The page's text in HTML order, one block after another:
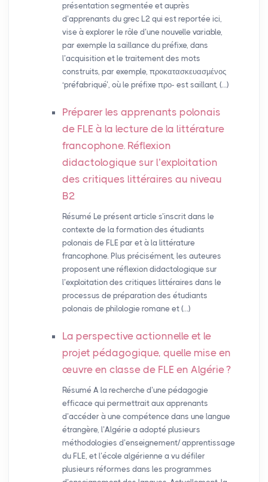
présentation segmentée et auprès
d’apprenants du grec L2 qui est reportée ici,
vise à explorer le rôle d’une nouvelle variable,
par exemple la saillance du préfixe, dans
l’acquisition et le traitement des mots
construits, par exemple, προκατασκευασμένος
‘préfabriqué’, où le préfixe προ- est saillant, (…)
Préparer les apprenants polonais
de FLE à la lecture de la littérature
francophone. Réflexion
didactologique sur l’exploitation
des critiques littéraires au niveau
B2
Résumé Le présent article s’inscrit dans le
contexte de la formation des étudiants
polonais de FLE par et à la littérature
francophone. Plus précisément, les auteures
proposent une réflexion didactologique sur
l’exploitation des critiques littéraires dans le
processus de préparation des étudiants
polonais de philologie romane et (…)
La perspective actionnelle et le
projet pédagogique, quelle mise en
œuvre en classe de FLE en Algérie?
Résumé A la recherche d’une pédagogie
efficace qui permettrait aux apprenants
d’accéder à une compétence dans une langue
étrangère, l’Algérie a adopté plusieurs
méthodologies d’enseignement/ apprentissage
du FLE, et l’école algérienne a vu défiler
plusieurs réformes dans les programmes